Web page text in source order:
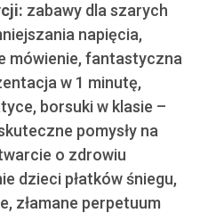
zabawy dla szarych
napięcia,
mówienie, fantastyczna
w 1 minutę,
borsuki w klasie –
pomysły na
o zdrowiu
dzieci płatków śniegu,
złamane perpetuum